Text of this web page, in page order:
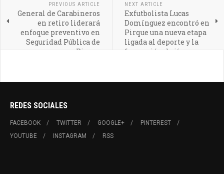
PREVIOUS ARTICLE
General de Carabineros
en retiro liderará
enfoque preventivo en
Seguridad Pública de
Pirque
NEXT ARTICLE
Exfutbolista Lucas
Domínguez encontró en
Pirque una nueva etapa
ligada al deporte y la
formación de jóvenes
REDES SOCIALES
FACEBOOK TWITTER GOOGLE+
PINTEREST
YOUTUBE
INSTAGRAM RSS